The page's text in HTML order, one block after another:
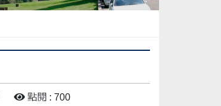
點閱 : 700